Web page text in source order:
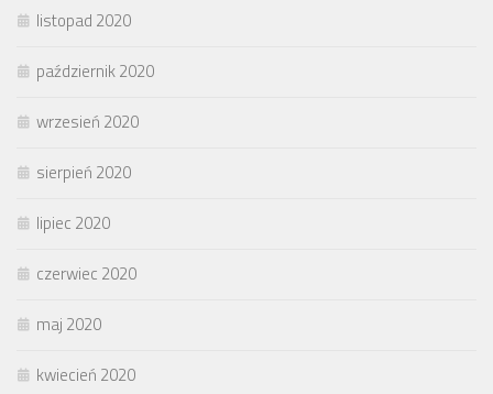
listopad 2020
październik 2020
wrzesień 2020
sierpień 2020
lipiec 2020
czerwiec 2020
maj 2020
kwiecień 2020